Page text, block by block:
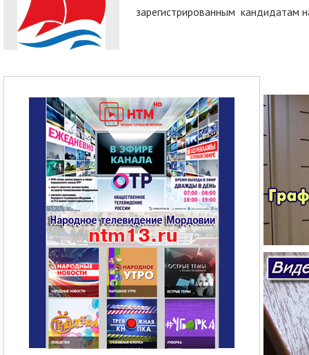
зарегистрированным кандидатам